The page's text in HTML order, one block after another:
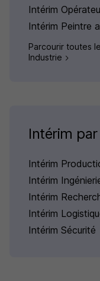
Intérim
Intérim Peintre
Parcourir toutes
Industrie
Intérim
Intérim
Intérim
Intérim
Intérim
Intérim Sécurité